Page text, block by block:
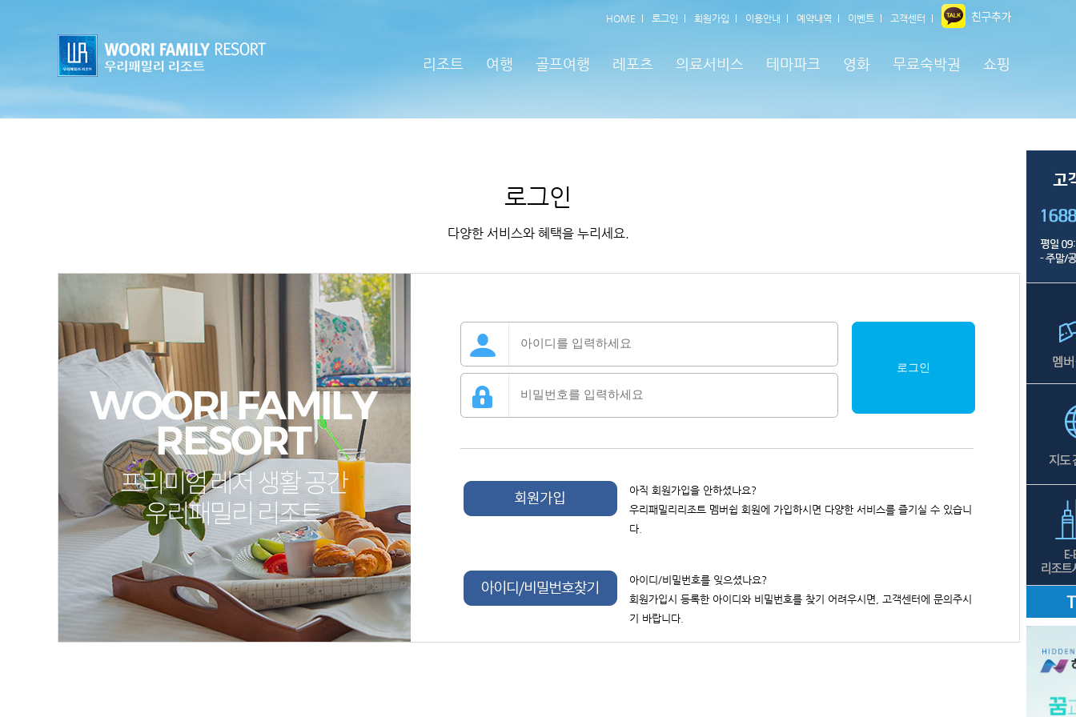
HOME 로그인 회원가입 이용안내 예약내역 이벤트 고객센터
리조트 여행 골프여행 레포츠 의료서비스 테마파크 영화 무료숙박권 쇼핑
로그인
다양한 서비스와 혜택을 누리세요.
로그인
아직 회원가입을 안하셨나요?
우리패밀리리조트 멤버쉽 회원에 가입하시면 다양한 서비스를 즐기실 수 있습니
다.
아이디/비밀번호를 잊으셨나요?
회원가입시 등록한 아이디와 비밀번호를 찾기 어려우시면, 고객센터에 문의주시
기 바랍니다.